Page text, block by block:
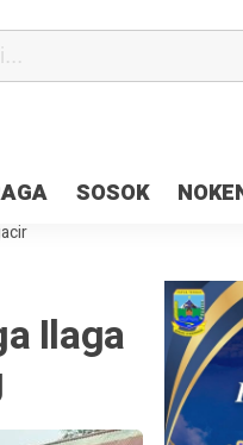
SOSOK
Polri di Deklarasi Pemilu
10 Persen, Deposit Kas
Ilaga